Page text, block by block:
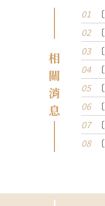
19數位藝術創
心」，展期
授林志明，於
是法國高等
士，主要研究
《複多與張力
代瘋狂史：譯者導讀別
校院獎勵特殊
館」也榮獲年
置」項目銀牌
當代藝術館
的盛宴」及其2012
示，林志明
會總會國際理
擁〉，渾圓的
覺，拉近與觀
相
關
消
息